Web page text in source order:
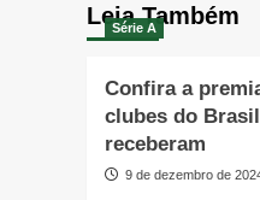
Leia Também
Série A
Confira a
clubes do
receberam
9 de dezembro de